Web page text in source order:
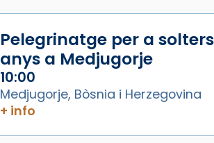
Pelegrinatge per a
anys a Medjugorje
10:00
Medjugorje, Bòsnia i Herzegovina
+ info